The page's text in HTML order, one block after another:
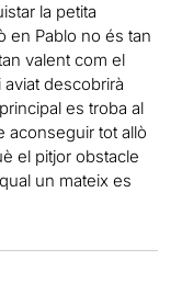
la petita
en Pablo no és tan
valent com el
descobrirà
es troba al
aconseguir tot allò
el pitjor obstacle
un mateix es